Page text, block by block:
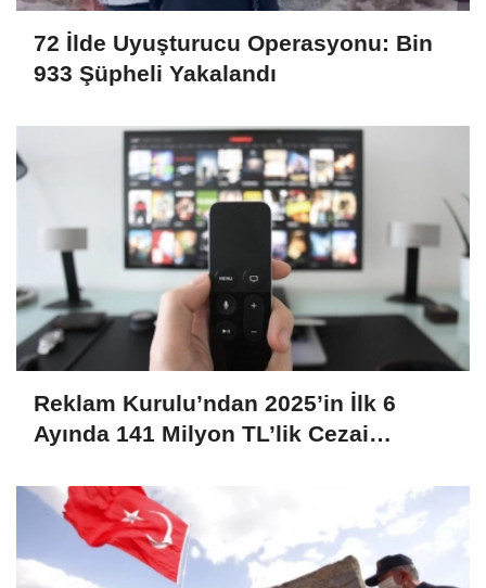
72 İlde Uyuşturucu Operasyonu: Bin
933 Şüpheli Yakalandı
Reklam Kurulu’ndan 2025’in İlk 6
Ayında 141 Milyon TL’lik Cezai